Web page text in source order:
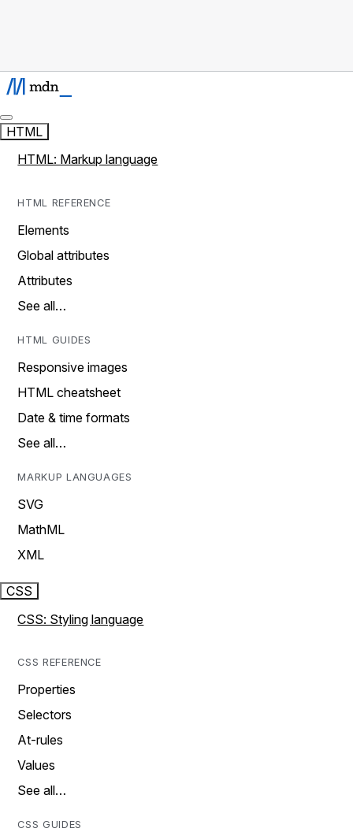
HTML
HTML: Markup language
HTML REFERENCE
Elements
Global attributes
Attributes
See all…
HTML GUIDES
Responsive images
HTML cheatsheet
Date & time formats
See all…
MARKUP LANGUAGES
SVG
MathML
XML
CSS
CSS: Styling language
CSS REFERENCE
Properties
Selectors
At-rules
Values
See all…
CSS GUIDES